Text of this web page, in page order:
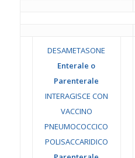
DESAMETASONE
Enterale o
Parenterale
INTERAGISCE CON
VACCINO
PNEUMOCOCCICO
POLISACCARIDICO